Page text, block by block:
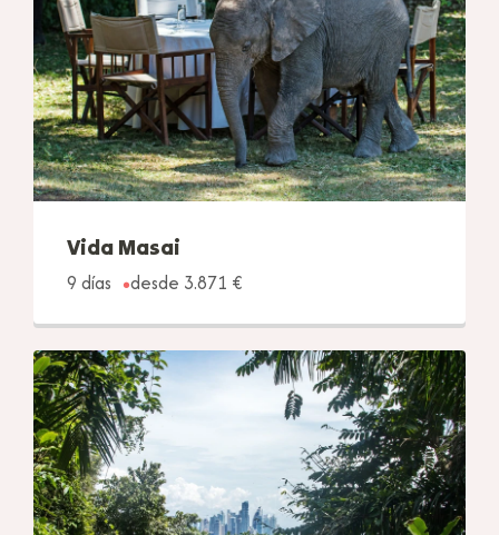
Vida Masai
9 días
desde 3.871 €